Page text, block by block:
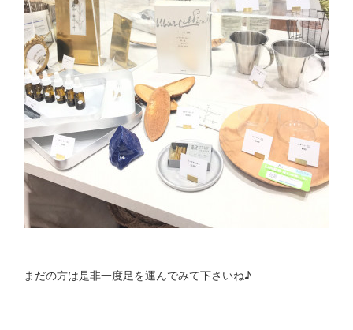
まだの方は是非一度足を運んでみて下さいね♪